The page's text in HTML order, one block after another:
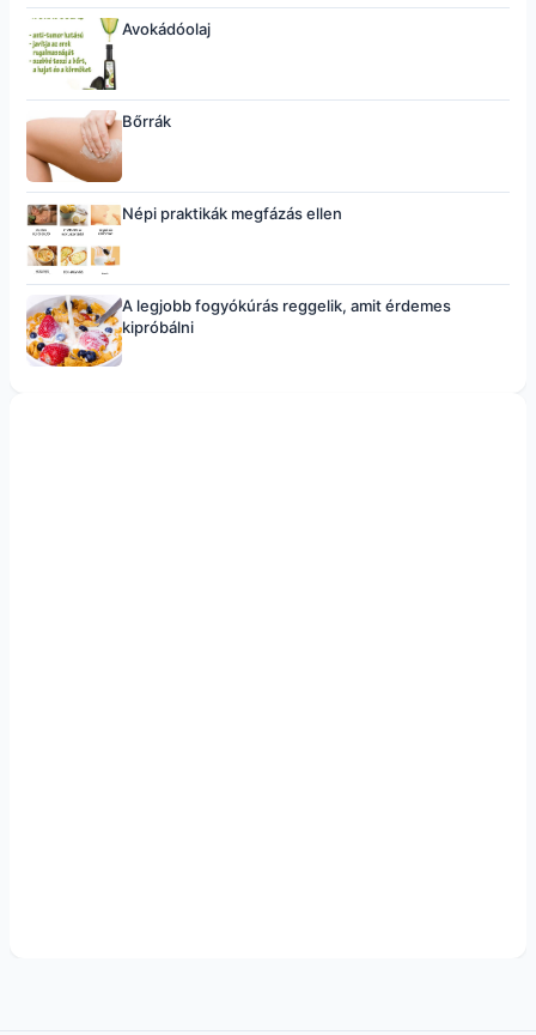
Avokádóolaj
Bőrrák
Népi praktikák megfázás ellen
A legjobb fogyókúrás reggelik, amit érdemes
kipróbálni